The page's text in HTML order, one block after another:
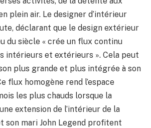
plein air. Le designer d’intérieur
déclarant que le design extérieur
du siècle « crée un flux continu
intérieurs et extérieurs ». Cela peut
plus grande et plus intégrée à son
flux homogène rend l’espace
les plus chauds lorsque la
extension de l’intérieur de la
son mari John Legend profitent